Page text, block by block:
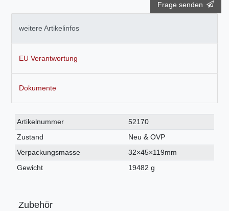
Frage senden
weitere Artikelinfos
EU Verantwortung
Dokumente
Technisches
Merkmal
Wert
Artikelnummer
52170
Zustand
Neu & OVP
Verpackungsmasse
32×45×119mm
Gewicht
19482 g
Zubehör